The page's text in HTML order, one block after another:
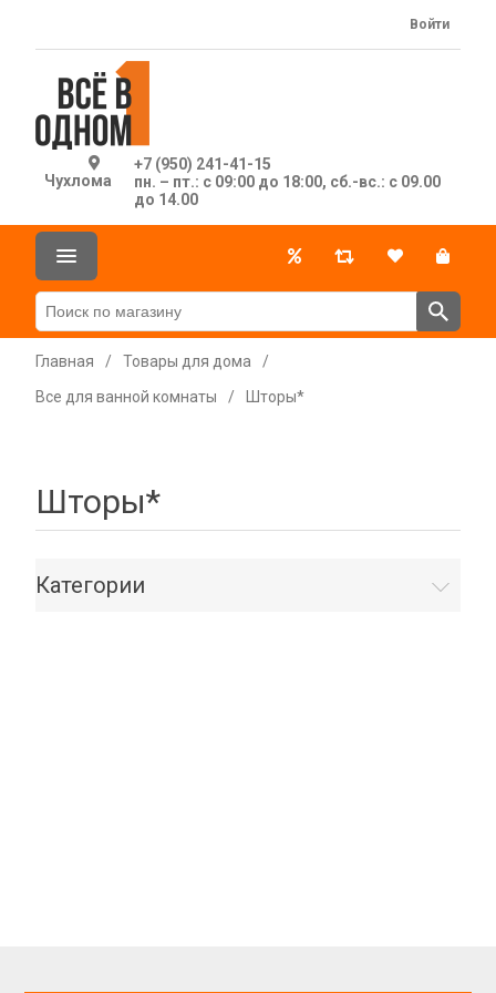
Чухлома
+7 (950) 241-41-15
пн. – пт.: с 09:00 до 18:00, сб.-вс.: с 09.00
до 14.00
Войти
Главная / Товары для дома
/
Все для ванной комнаты
/ Шторы*
Шторы*
Категории